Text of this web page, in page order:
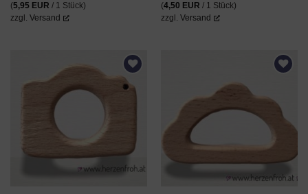
(5,95 EUR / 1 Stück)
zzgl. Versand
(4,50 EUR / 1 Stück)
zzgl. Versand
AUF DEN
WUNSCHZETTEL
AUF DEN
WUNSCHZETTEL